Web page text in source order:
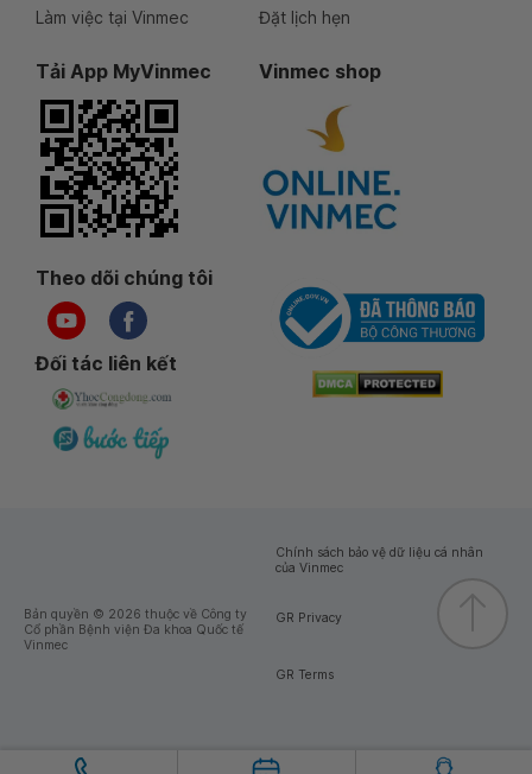
Làm việc tại Vinmec
Đặt lịch hẹn
Tải App MyVinmec Vinmec shop
Theo dõi chúng tôi
Đối tác liên kết
Bản quyền © 2026 thuộc về Công ty
Cổ phần Bệnh viện Đa khoa Quốc tế
Vinmec
Chính sách bảo vệ dữ liệu cá nhân
của Vinmec
GR Privacy
GR Terms